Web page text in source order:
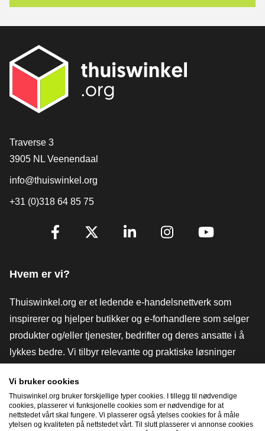
[_General:Contact]
Traverse 3
3905 NL Veenendaal
info@thuiswinkel.org
+31 (0)318 64 85 75
[_General:SocialMediaTitle]
Hvem er vi?
Thuiswinkel.org er et ledende e-handelsnettverk som
inspirerer og hjelper butikker og e-forhandlere som selger
produkter og/eller tjenester, bedrifter og deres ansatte i å
lykkes bedre. Vi tilbyr relevante og praktiske løsninger
verktøy og råd, advokatvirksomhet, markedsundersøkelser,
og har vår egen utdanningsplattform, Thuiswinkel e-
Academy.
Vi bruker cookies
Thuiswinkel.org bruker forskjellige typer cookies. I tillegg til nødvendige
cookies, plasserer vi funksjonelle cookies som er nødvendige for at
nettstedet vårt skal fungere. Vi plasserer også ytelses cookies for å måle
ytelsen og kvaliteten på nettstedet vårt. Til slutt plasserer vi annonse cookies